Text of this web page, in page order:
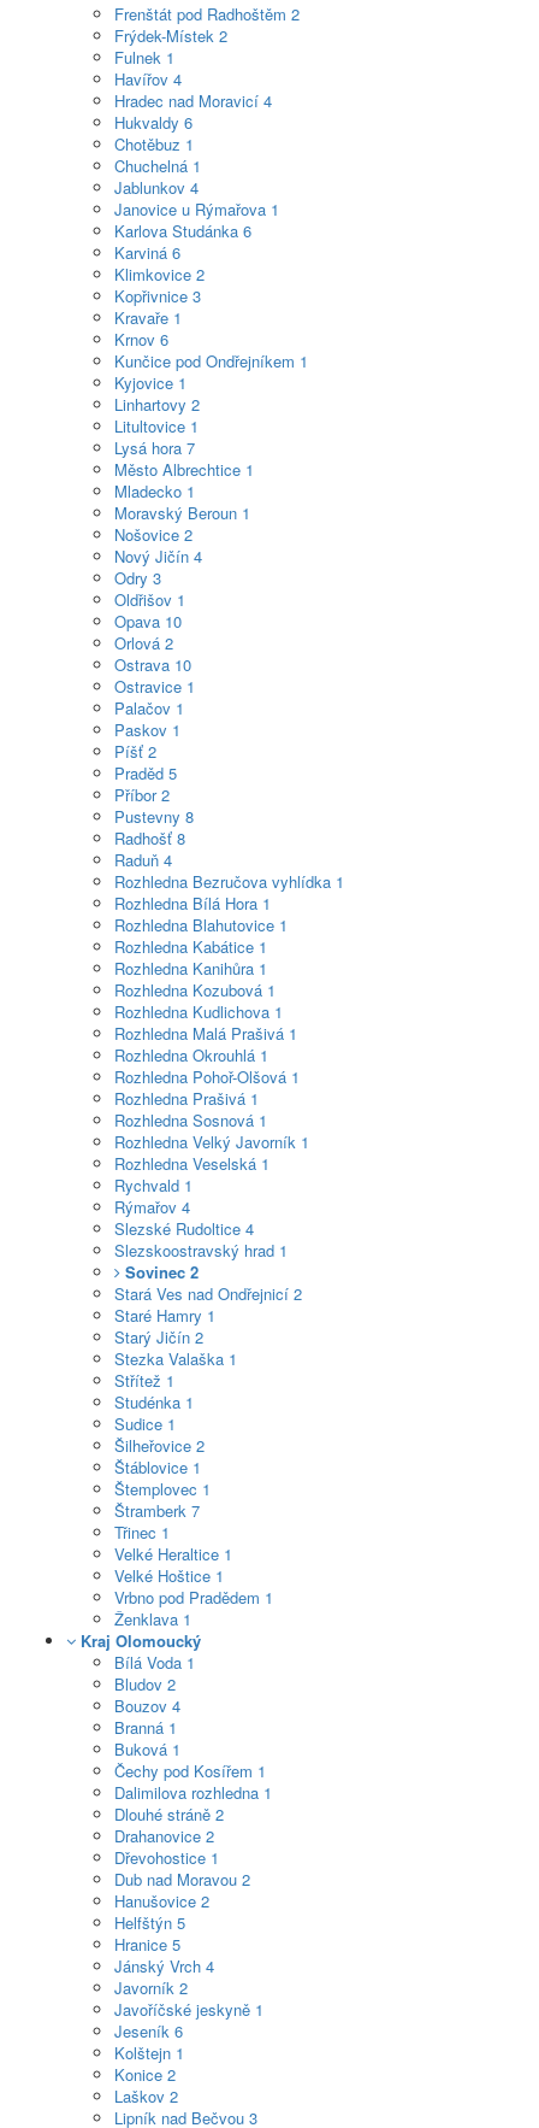
Frenštát pod Radhoštěm 2
Frýdek-Místek 2
Fulnek 1
Havířov 4
Hradec nad Moravicí 4
Hukvaldy 6
Chotěbuz 1
Chuchelná 1
Jablunkov 4
Janovice u Rýmařova 1
Karlova Studánka 6
Karviná 6
Klimkovice 2
Kopřivnice 3
Kravaře 1
Krnov 6
Kunčice pod Ondřejníkem 1
Kyjovice 1
Linhartovy 2
Litultovice 1
Lysá hora 7
Město Albrechtice 1
Mladecko 1
Moravský Beroun 1
Nošovice 2
Nový Jičín 4
Odry 3
Oldřišov 1
Opava 10
Orlová 2
Ostrava 10
Ostravice 1
Palačov 1
Paskov 1
Píšť 2
Praděd 5
Příbor2
Pustevny 8
Radhošť 8
Raduň 4
Rozhledna Bezručova vyhlídka 1
Rozhledna Bílá Hora 1
Rozhledna Blahutovice 1
Rozhledna Kabátice 1
Rozhledna Kanihůra 1
Rozhledna Kozubová 1
Rozhledna Kudlichova 1
Rozhledna Malá Prašivá 1
Rozhledna Okrouhlá 1
Rozhledna Pohoř-Olšová 1
Rozhledna Prašivá 1
Rozhledna Sosnová 1
Rozhledna Velký Javorník 1
Rozhledna Veselská 1
Rychvald 1
Rýmařov 4
Slezské Rudoltice 4
Slezskoostravský hrad 1
Sovinec 2
Stará Ves nad Ondřejnicí 2
Staré Hamry 1
Starý Jičín 2
Stezka Valaška 1
Střítež 1
Studénka 1
Sudice 1
Šilheřovice 2
Štáblovice 1
Štemplovec 1
Štramberk 7
Třinec 1
Velké Heraltice 1
Velké Hoštice 1
Vrbno pod Pradědem 1
Ženklava 1
Kraj Olomoucký
Bílá Voda 1
Bludov 2
Bouzov 4
Branná 1
Buková 1
Čechy pod Kosířem 1
Dalimilova rozhledna 1
Dlouhé stráně 2
Drahanovice 2
Dřevohostice 1
Dub nad Moravou 2
Hanušovice 2
Helfštýn 5
Hranice 5
Jánský Vrch 4
Javorník 2
Javoříčské jeskyně 1
Jeseník 6
Kolštejn 1
Konice 2
Laškov 2
Lipník nad Bečvou 3